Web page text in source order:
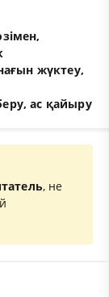
жүктеу,
ас қайыру
, не